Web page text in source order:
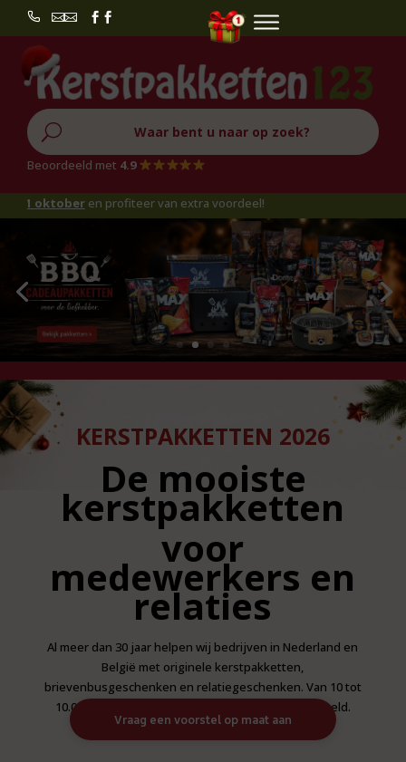
 
U
Beoordeeld met 4.9
en profiteer van extra voordeel!
KERSTPAKKETTEN 2026
De mooiste
kerstpakketten
voor
medewerkers en
relaties
Al meer dan 30 jaar helpen wij bedrijven in Nederland en
België met originele kerstpakketten,
brievenbusgeschenken en relatiegeschenken. Van 10 tot
10.000 medewerkers, volledig op maat samengesteld.
Vraag een voorstel op maat aan